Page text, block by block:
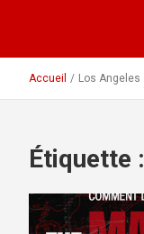
Accueil Los Angeles
Étiquette :